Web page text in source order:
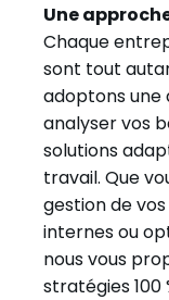
Une
Chaque
sont tout
adoptons une
analyser vos
solutions
travail. Que
gestion de
internes ou
nous vous
stratégies 100